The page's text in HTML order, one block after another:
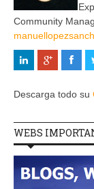
Community
Descarga todo su
WEBS